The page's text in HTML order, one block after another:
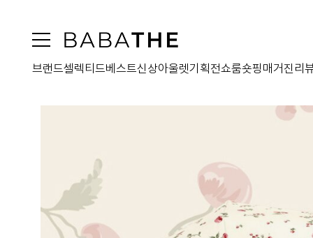
브랜드셀렉티드베스트신상아울렛기획전쇼룸숏핑 매거진 리